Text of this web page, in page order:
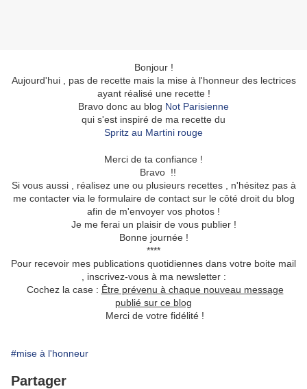
Bonjour !
Aujourd'hui , pas de recette mais la mise à l'honneur des lectrices
ayant réalisé une recette !
Bravo donc au blog Not Parisienne
qui s'est inspiré de ma recette du
Spritz au Martini rouge
Merci de ta confiance !
Bravo !!
Si vous aussi , réalisez une ou plusieurs recettes , n'hésitez pas à
me contacter via le formulaire de contact sur le côté droit du blog
afin de m'envoyer vos photos !
Je me ferai un plaisir de vous publier !
Bonne journée !
****
Pour recevoir mes publications quotidiennes dans votre boite mail
, inscrivez-vous à ma newsletter :
Cochez la case : Être prévenu à chaque nouveau message
publié sur ce blog
Merci de votre fidélité !
#mise à l'honneur
Partager